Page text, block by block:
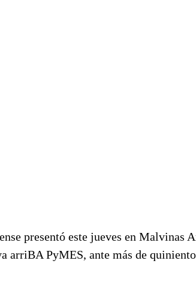
presentó este jueves en
arriBA PyMES, ante más de